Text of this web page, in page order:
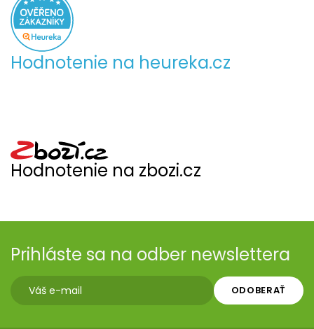
Hodnotenie na heureka.cz
Hodnotenie na zbozi.cz
Prihláste sa na odber newslettera
ODOBERAŤ